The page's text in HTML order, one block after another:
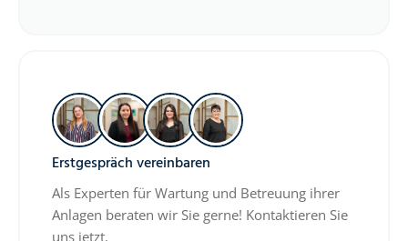
Erstgespräch vereinbaren
Als Experten für Wartung und Betreuung ihrer
Anlagen beraten wir Sie gerne! Kontaktieren Sie
uns jetzt.